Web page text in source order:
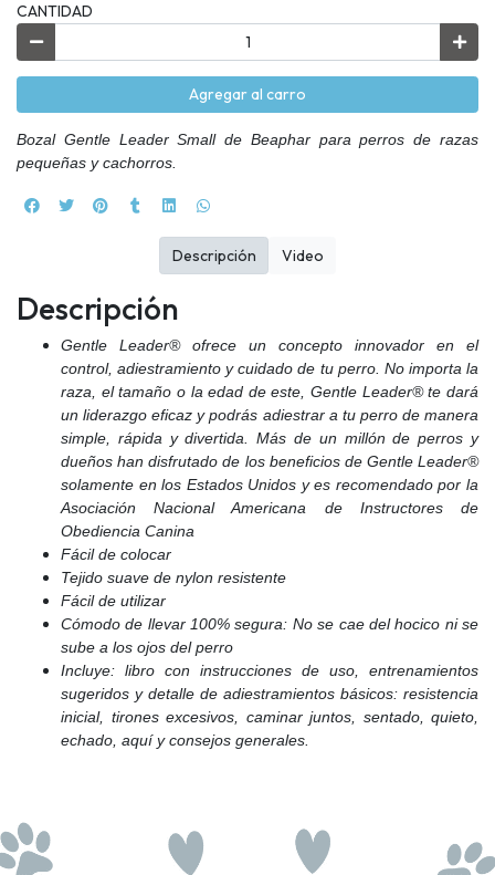
CANTIDAD
Agregar al carro
Bozal Gentle Leader Small de Beaphar para perros de razas
pequeñas y cachorros.
Descripción
Gentle Leader® ofrece un concepto innovador en el
control, adiestramiento y cuidado de tu perro. No importa la
raza, el tamaño o la edad de este, Gentle Leader® te dará
un liderazgo eficaz y podrás adiestrar a tu perro de manera
simple, rápida y divertida. Más de un millón de perros y
dueños han disfrutado de los beneficios de Gentle Leader®
solamente en los Estados Unidos y es recomendado por la
Asociación Nacional Americana de Instructores de
Obediencia Canina
Fácil de colocar
Tejido suave de nylon resistente
Fácil de utilizar
Cómodo de llevar 100% segura: No se cae del hocico ni se
sube a los ojos del perro
Incluye: libro con instrucciones de uso, entrenamientos
sugeridos y detalle de adiestramientos básicos: resistencia
inicial, tirones excesivos, caminar juntos, sentado, quieto,
echado, aquí y consejos generales.
Descripción Video